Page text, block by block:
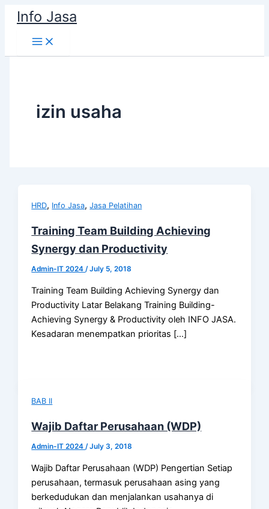
Skip
content
Info Jasa
izin usaha
HRD, Info Jasa,Jasa Pelatihan
Training Team Building Achieving
Synergy dan Productivity
Admin-IT 2024/July 5, 2018
Training Team Building Achieving Synergy dan
Productivity Latar Belakang Training Building-
Achieving Synergy & Productivity oleh INFO JASA.
Kesadaran menempatkan prioritas […]
BAB II
Wajib Daftar Perusahaan (WDP)
Admin-IT 2024/July 3, 2018
Wajib Daftar Perusahaan (WDP) Pengertian Setiap
perusahaan, termasuk perusahaan asing yang
berkedudukan dan menjalankan usahanya di